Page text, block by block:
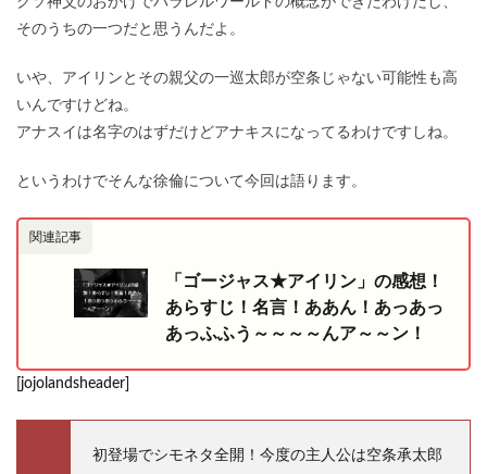
そのうちの一つだと思うんだよ。
いや、アイリンとその親父の一巡太郎が空条じゃない可能性も高
いんですけどね。
アナスイは名字のはずだけどアナキスになってるわけですしね。
というわけでそんな徐倫について今回は語ります。
関連記事
「ゴージャス★アイリン」の感想！
あらすじ！名言！ああん！あっあっ
あっふふう～～～～んア～～ン！
[jojolandsheader]
初登場でシモネタ全開！今度の主人公は空条承太郎